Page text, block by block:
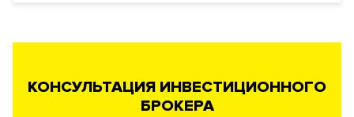
КОНСУЛЬТАЦИЯ ИНВЕСТИЦИОННОГО
БРОКЕРА